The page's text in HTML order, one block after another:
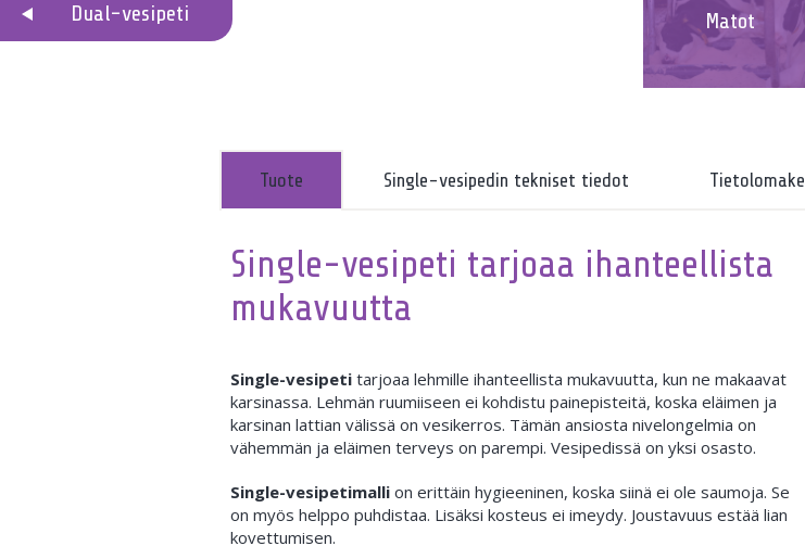
Matot
Tuote Single-vesipedin tekniset tiedot Tietolomake
Single-vesipeti tarjoaa ihanteellista
mukavuutta
Single-vesipeti tarjoaa lehmille ihanteellista mukavuutta, kun ne makaavat
karsinassa. Lehmän ruumiiseen ei kohdistu painepisteitä, koska eläimen ja
karsinan lattian välissä on vesikerros. Tämän ansiosta nivelongelmia on
vähemmän ja eläimen terveys on parempi. Vesipedissä on yksi osasto.
Single-vesipetimalli on erittäin hygieeninen, koska siinä ei ole saumoja. Se
on myös helppo puhdistaa. Lisäksi kosteus ei imeydy. Joustavuus estää lian
kovettumisen.
Dual-vesipeti